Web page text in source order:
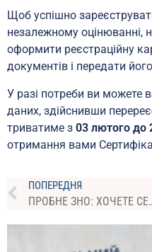
Щоб успішно
незалежному оцінюванні,
оформити реєстраційну
документів і передати
У разі потреби ви можете
даних, здійснивши
триватиме з 03 лютого до
отримання вами
ПОПЕРЕДНЯ
ПРОБНЕ ЗНО: